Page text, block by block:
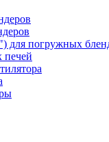
для погружных
печей